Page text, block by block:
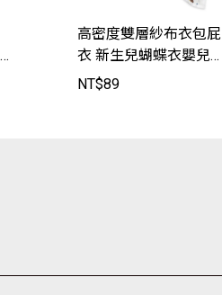
高密度雙層紗布衣包屁
衣 新生兒蝴蝶衣嬰兒裝
【BB1072】JoyBaby
NT$89